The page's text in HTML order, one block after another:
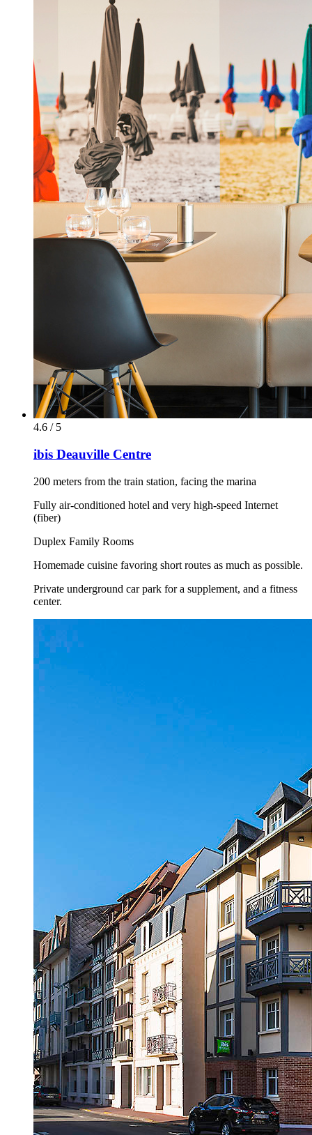
4.6 / 5
ibis Deauville Centre
200 meters from the train station, facing the marina
Fully air-conditioned hotel and very high-speed Internet
(fiber)
Duplex Family Rooms
Homemade cuisine favoring short routes as much as possible.
Private underground car park for a supplement, and a fitness
center.